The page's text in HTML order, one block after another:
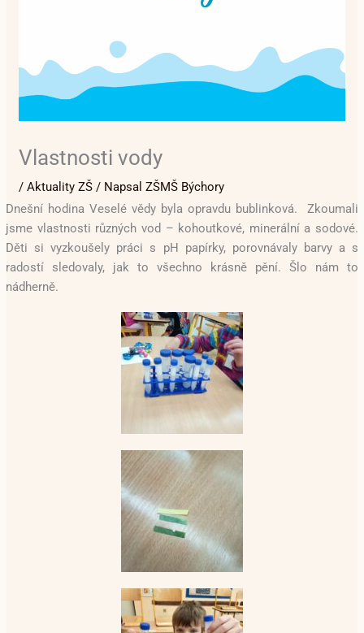
Vlastnosti vody
/Aktuality ZŠ / NapsalZŠMŠ Býchory
Dnešní hodina Veselé vědy byla opravdu bublinková. Zkoumali
jsme vlastnosti různých vod – kohoutkové, minerální a sodové.
Děti si vyzkoušely práci s pH papírky, porovnávaly barvy a s
radostí sledovaly, jak to všechno krásně pění. Šlo nám to
nádherně.